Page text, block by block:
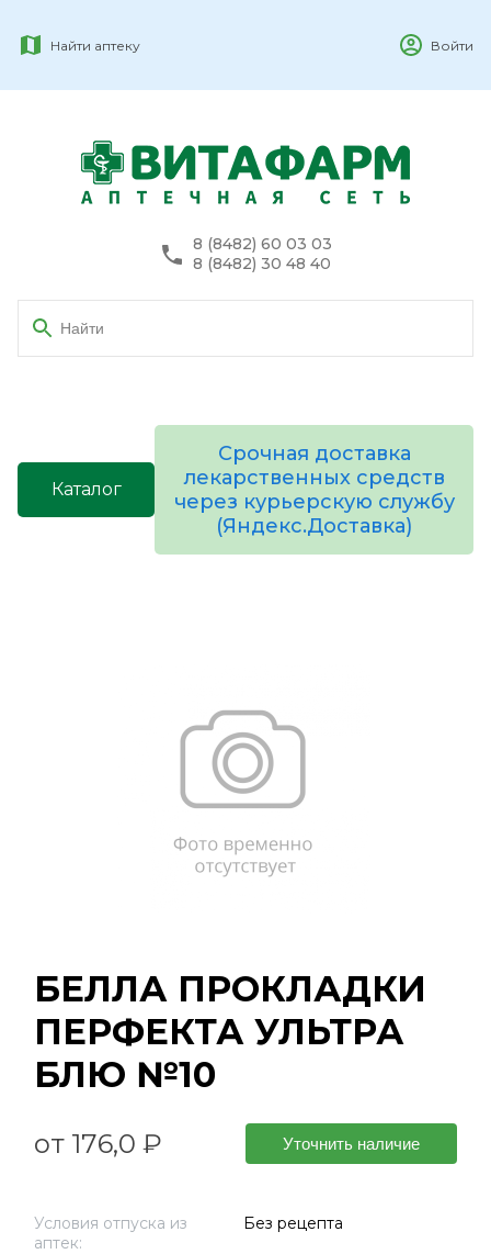
Найти аптеку Войти
8 (8482) 60 03 03
8 (8482) 30 48 40
Каталог
Срочная доставка
лекарственных средств
через курьерскую службу
(Яндекс.Доставка)
БЕЛЛА ПРОКЛАДКИ
ПЕРФЕКТА УЛЬТРА
БЛЮ №10
от 176,0 ₽ Уточнить наличие
Условия отпуска из
аптек:
Без рецепта